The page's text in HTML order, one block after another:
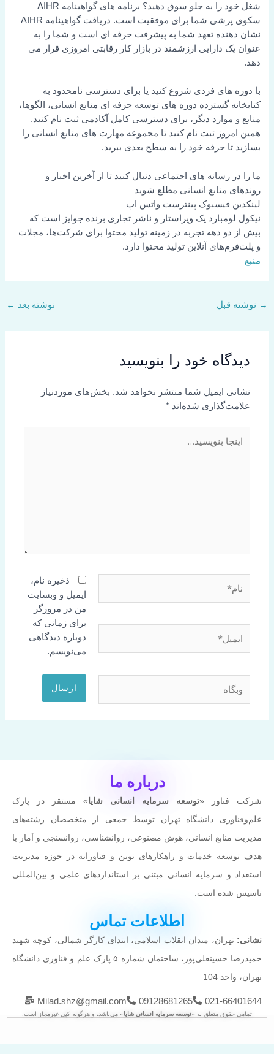
شغل خود را به جلو سوق دهید؟ برنامه های گواهینامه AIHR
سکوی پرشی شما برای موفقیت است. دریافت گواهینامه AIHR
نشان دهنده تعهد شما به پیشرفت حرفه ای است و شما را به
عنوان یک دارایی ارزشمند در بازار کار رقابتی امروزی قرار می
دهد.
با دوره های فردی شروع کنید یا برای دسترسی نامحدود به
کتابخانه گسترده دوره های توسعه حرفه ای منابع انسانی، الگوها،
منابع و موارد دیگر، برای دسترسی کامل آکادمی ثبت نام کنید.
همین امروز ثبت نام کنید تا مجموعه مهارت های منابع انسانی را
بسازید تا حرفه خود را به سطح بعدی ببرید.
ما را در رسانه های اجتماعی دنبال کنید تا از آخرین اخبار و
روندهای منابع انسانی مطلع شوید
لینکدین فیسبوک پینترست واتس اپ
نیکول لومبارد یک ویراستار و ناشر تجاری برنده جوایز است که
بیش از دو دهه تجربه در زمینه تولید محتوا برای شرکت‌ها، مجلات
و پلت‌فرم‌های آنلاین تولید محتوا دارد.
منبع
نوشته قبل نوشته بعد←
دیدگاه‌ خود را بنویسید
نشانی ایمیل شما منتشر نخواهد شد. بخش‌های موردنیاز
علامت‌گذاری شده‌اند*
بنویسید…
ذخیره نام،
ایمیل و وبسایت
من در مرورگر
برای زمانی که
دوباره دیدگاهی
می‌نویسم.
درباره ما
شرکت فناور « توسعه سرمایه انسانی شایا» مستقر در پارک
علم‌وفناوری دانشگاه تهران توسط جمعی از متخصصان رشته‌های
مدیریت منابع انسانی، هوش مصنوعی، روانشناسی، روانسنجی و آمار با
هدف توسعه خدمات و راهکارهای نوین و فناورانه در حوزه مدیریت
استعداد و سرمایه انسانی مبتنی بر استانداردهای علمی و بین‌المللی
تاسیس شده است.
اطلاعات تماس
نشانی:تهران، میدان انقلاب اسلامی، ابتدای کارگر شمالی، کوچه شهيد
حميدرضا حسينعلي‌پور، ساختمان شماره ۵ پارک علم و فناوری دانشگاه
تهران، واحد 104
021-66401644
09128681265
Milad.shz@gmail.com
تمامی حقوق متعلق به «توسعه سرمایه انسانی شایا»می‌باشد، و هرگونه کپی غیرمجاز است.